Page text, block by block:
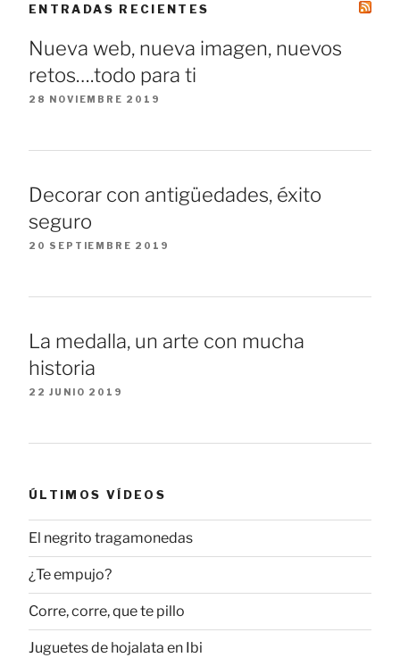
ENTRADAS RECIENTES
Nueva web, nueva imagen, nuevos
retos….todo para ti
28 NOVIEMBRE 2019
Decorar con antigüedades, éxito
seguro
20 SEPTIEMBRE 2019
La medalla, un arte con mucha
historia
22 JUNIO 2019
ÚLTIMOS VÍDEOS
El negrito tragamonedas
¿Te empujo?
Corre, corre, que te pillo
Juguetes de hojalata en Ibi